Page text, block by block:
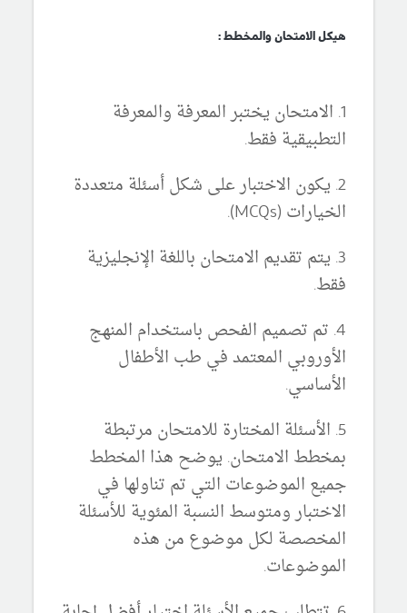
هيكل الامتحان والمخطط :
1. الامتحان يختبر المعرفة والمعرفة
التطبيقية فقط.
2. يكون الاختبار على شكل أسئلة متعددة
الخيارات (MCQs).
3. يتم تقديم الامتحان باللغة الإنجليزية
فقط.
4. تم تصميم الفحص باستخدام المنهج
الأوروبي المعتمد في طب الأطفال
الأساسي.
5. الأسئلة المختارة للامتحان مرتبطة
بمخطط الامتحان. يوضح هذا المخطط
جميع الموضوعات التي تم تناولها في
الاختبار ومتوسط النسبة المئوية للأسئلة
المخصصة لكل موضوع من هذه
الموضوعات.